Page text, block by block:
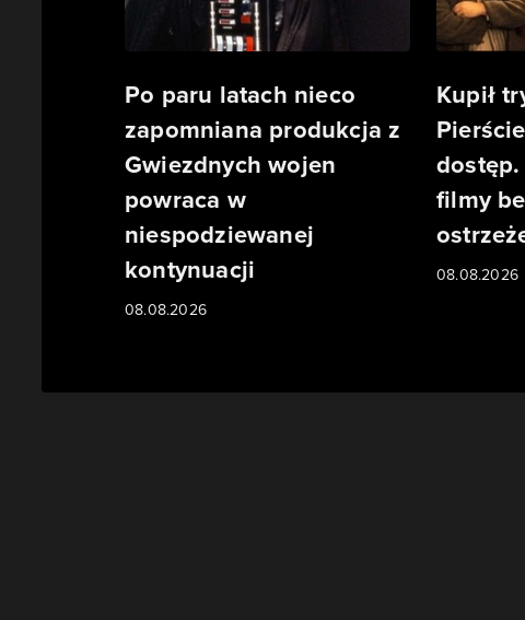
Po paru latach nieco
zapomniana produkcja z
Gwiezdnych wojen
powraca w
niespodziewanej
kontynuacji
08.08.2026
Kupił
filmy
08.08.2026